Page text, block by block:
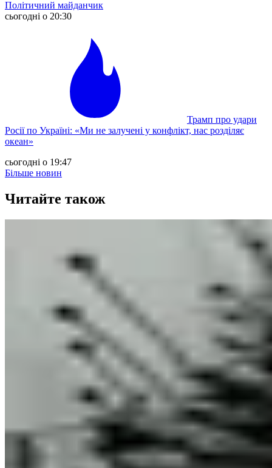
Політичний майданчик
сьогодні о 20:30
Трамп про удари
Росії по Україні: «Ми не залучені у конфлікт, нас розділяє
океан»
сьогодні о 19:47
Більше новин
Читайте також